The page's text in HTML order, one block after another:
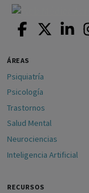
ÁREAS
Psiquiatría
Psicología
Trastornos
Salud Mental
Neurociencias
Inteligencia Artificial
RECURSOS